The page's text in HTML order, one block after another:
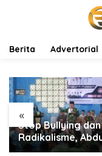
Berita Advertorial
«
Stop Bullying dan
Radikalisme,
Sani Dorong